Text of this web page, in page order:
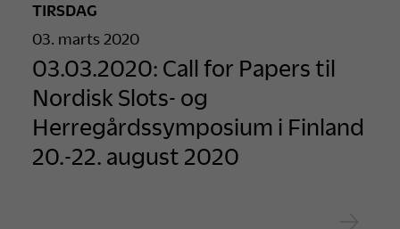
TIRSDAG
03. marts 2020
03.03.2020: Call for Papers til
Nordisk Slots- og
Herregårdssymposium i Finland
20.-22. august 2020